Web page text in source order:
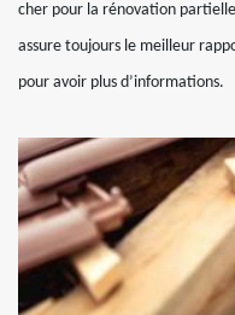
cher pour la rénovation
assure toujours le meilleur
pour avoir plus d’informations.